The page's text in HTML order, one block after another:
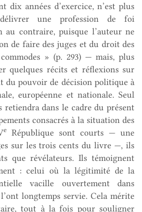
dix années d’exercice, n’est plus
une profession de foi
au contraire, puisque l’auteur ne
de faire des juges et du droit des
» (p. 293) — mais, plus
quelques récits et réflexions sur
du pouvoir de décision politique à
européenne et nationale. Seul
retiendra dans le cadre du présent
consacrés à la situation des
e
République sont courts — une
sur les trois cents du livre —, ils
que révélateurs. Ils témoignent
: celui où la légitimité de la
vacille ouvertement dans
longtemps servie. Cela mérite
tout à la fois pour souligner